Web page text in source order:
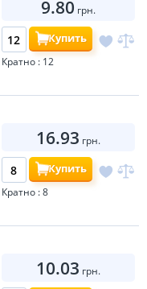
9.80 грн.
Купить
Кратно : 12
16.93 грн.
Купить
Кратно : 8
10.03 грн.